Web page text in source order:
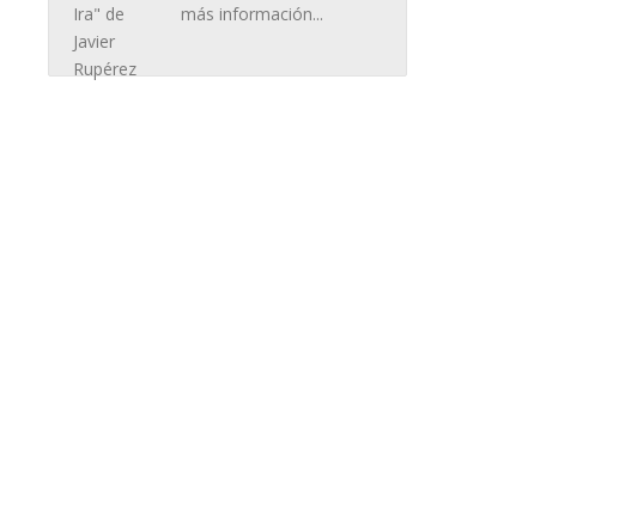
más información...